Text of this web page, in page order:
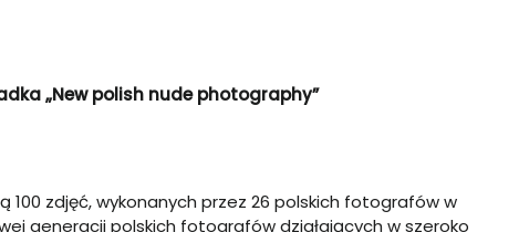
„New polish nude photography”
100 zdjęć, wykonanych przez 26 polskich fotografów w
generacji polskich fotografów działających w szeroko